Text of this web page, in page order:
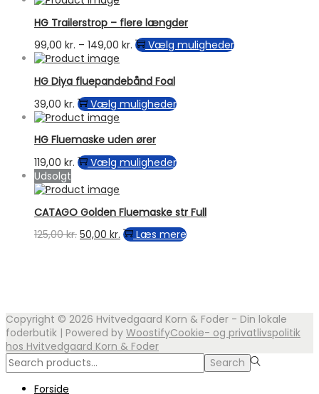
HG Trailerstrop – flere længder
99,00 kr. – 149,00 kr. Prisinterval:
149,00 kr.
Vælg mulighederDette
HG Diya fluepandebånd Foal
39,00 kr. Vælg mulighederDette
varianter.
på
varesiden
HG Fluemaske uden ører
119,00 kr. Vælg mulighederDette
varianter.
Mulighederne
kan
Udsolgt
CATAGO Golden Fluemaske str Full
125,00kr. Den
50,00 kr. DenLæs mere
Copyright © 2026 Hvitvedgaard Korn & Foder - Din lokale
foderbutik | Powered by WoostifyCookie- og privatlivspolitik
hos Hvitvedgaard Korn & Foder
Search
for:>
Search
Forside